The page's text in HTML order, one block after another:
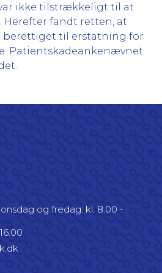
ikke tilstrækkeligt til at
fandt retten, at
berettiget til erstatning for
Patientskadeankenævnet
og fredag: kl. 8.00 -